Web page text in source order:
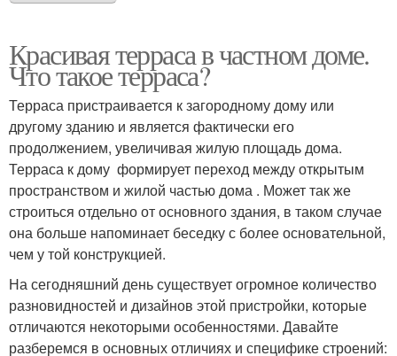
Красивая терраса в частном доме.
Что такое терраса?
Терраса пристраивается к загородному дому или
другому зданию и является фактически его
продолжением, увеличивая жилую площадь дома.
Терраса к дому формирует переход между открытым
пространством и жилой частью дома . Может так же
строиться отдельно от основного здания, в таком случае
она больше напоминает беседку с более основательной,
чем у той конструкцией.
На сегодняшний день существует огромное количество
разновидностей и дизайнов этой пристройки, которые
отличаются некоторыми особенностями. Давайте
разберемся в основных отличиях и специфике строений: